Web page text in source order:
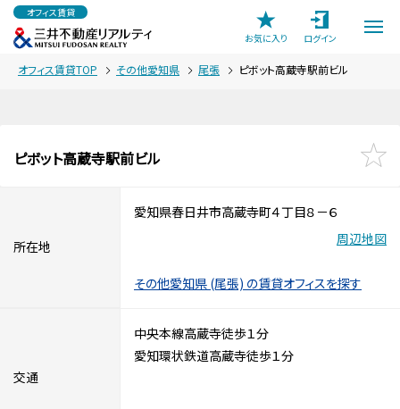
オフィス賃貸
お気に入り
ログイン
オフィス賃貸TOP その他愛知県 尾張 ピボット高蔵寺駅前ビル
ピボット高蔵寺駅前ビル
所在地
愛知県春日井市高蔵寺町４丁目８－６
周辺地図
その他愛知県 (尾張) の賃貸オフィスを探す
交通
中央本線高蔵寺徒歩１分
愛知環状鉄道高蔵寺徒歩１分